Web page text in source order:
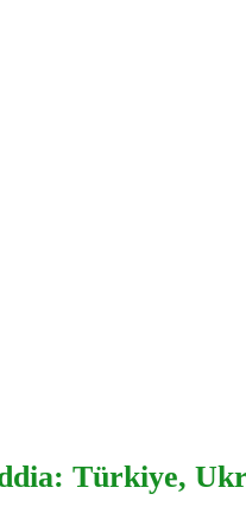
Türkiye,